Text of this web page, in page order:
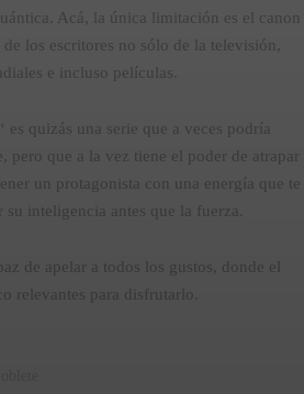
Acá, la única limitación es el canon
los escritores no sólo de la televisión,
e incluso películas.
‘ es quizás una serie que a veces podría
pero que a la vez tiene el poder de atrapar
un protagonista con una energía que te
inteligencia antes que la fuerza.
de apelar a todos los gustos, donde el
relevantes para disfrutarlo.